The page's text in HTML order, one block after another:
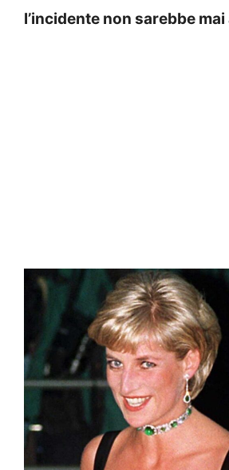
l’incidente non sarebbe